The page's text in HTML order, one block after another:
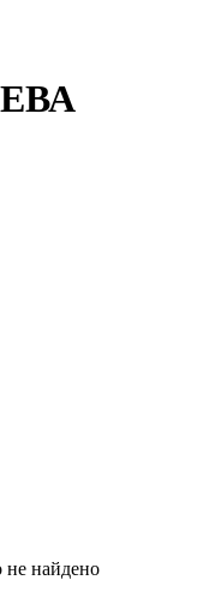
не найдено